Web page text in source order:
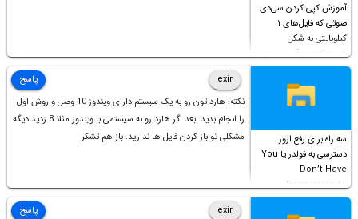
آموزش کپی کردن سی‌دی
صوتی که فایل‌های ۱
کیلوبایتی به شکل
شورت‌کات در آن موجود
است!
سه راه برای رفع ارور
دسترسی به فولدر یا You
Don’t Have
Permission to
Access this folder
exir
نکته: هارد تون رو به یک سیستم دارای ویندوز 10 وصل و روش اول
را انجام بدید. بعد اگر هارد رو به سیستمی با ویندوز مثلا 8 زدید دیگه
مشکلی تو باز کردن فایل ها ندارید. باز هم تشکر
پاسخ
exir
پاسخ